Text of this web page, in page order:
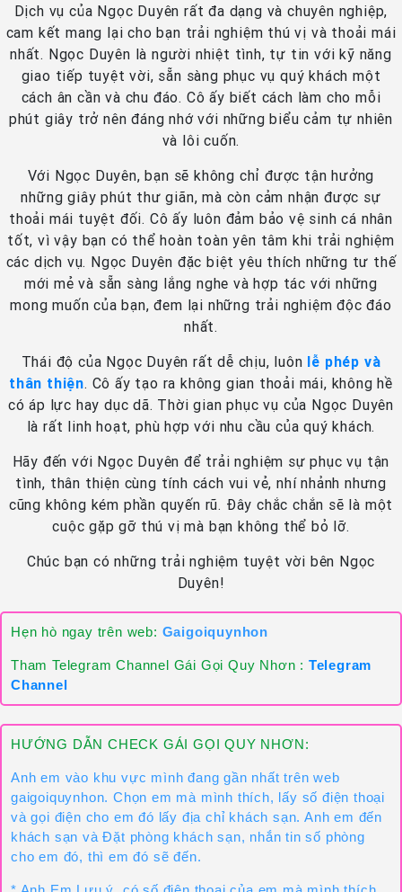
Dịch vụ của Ngọc Duyên rất đa dạng và chuyên nghiệp,
cam kết mang lại cho bạn trải nghiệm thú vị và thoải mái
nhất. Ngọc Duyên là người nhiệt tình, tự tin với kỹ năng
giao tiếp tuyệt vời, sẵn sàng phục vụ quý khách một
cách ân cần và chu đáo. Cô ấy biết cách làm cho mỗi
phút giây trở nên đáng nhớ với những biểu cảm tự nhiên
và lôi cuốn.
Với Ngọc Duyên, bạn sẽ không chỉ được tận hưởng
những giây phút thư giãn, mà còn cảm nhận được sự
thoải mái tuyệt đối. Cô ấy luôn đảm bảo vệ sinh cá nhân
tốt, vì vậy bạn có thể hoàn toàn yên tâm khi trải nghiệm
các dịch vụ. Ngọc Duyên đặc biệt yêu thích những tư thế
mới mẻ và sẵn sàng lắng nghe và hợp tác với những
mong muốn của bạn, đem lại những trải nghiệm độc đáo
nhất.
Thái độ của Ngọc Duyên rất dễ chịu, luôn lễ phép và
thân thiện. Cô ấy tạo ra không gian thoải mái, không hề
có áp lực hay dục dã. Thời gian phục vụ của Ngọc Duyên
là rất linh hoạt, phù hợp với nhu cầu của quý khách.
Hãy đến với Ngọc Duyên để trải nghiệm sự phục vụ tận
tình, thân thiện cùng tính cách vui vẻ, nhí nhảnh nhưng
cũng không kém phần quyến rũ. Đây chắc chắn sẽ là một
cuộc gặp gỡ thú vị mà bạn không thể bỏ lỡ.
Chúc bạn có những trải nghiệm tuyệt vời bên Ngọc
Duyên!
Hẹn hò ngay trên web: Gaigoiquynhon
Tham Telegram Channel Gái Gọi Quy Nhơn : Telegram
Channel
HƯỚNG DẪN CHECK GÁI GỌI QUY NHƠN:
Anh em vào khu vực mình đang gần nhất trên web
gaigoiquynhon. Chọn em mà mình thích, lấy số điện thoại
và gọi điện cho em đó lấy địa chỉ khách sạn. Anh em đến
khách sạn và Đặt phòng khách sạn, nhắn tin số phòng
cho em đó, thì em đó sẽ đến.